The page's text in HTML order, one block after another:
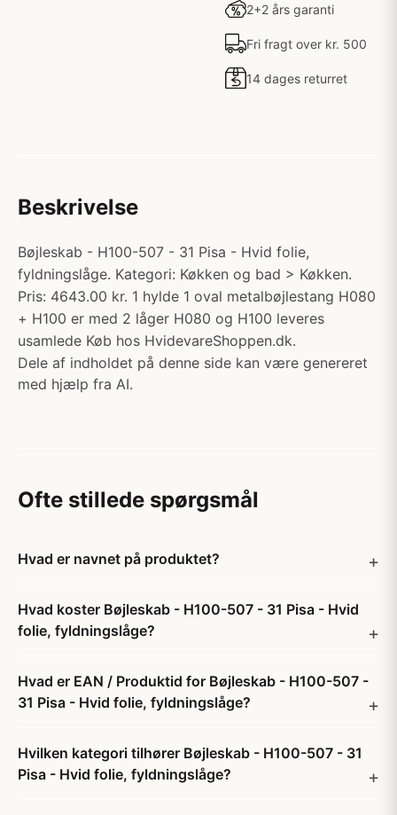
2+2 års garanti
Fri fragt over kr. 500
14 dages returret
Beskrivelse
Bøjleskab - H100-507 - 31 Pisa - Hvid folie,
fyldningslåge. Kategori: Køkken og bad > Køkken.
Pris: 4643.00 kr. 1 hylde 1 oval metalbøjlestang H080
+ H100 er med 2 låger H080 og H100 leveres
usamlede Køb hos HvidevareShoppen.dk.
Dele af indholdet på denne side kan være genereret
med hjælp fra AI.
Ofte stillede spørgsmål
Hvad er navnet på produktet?
Hvad koster Bøjleskab - H100-507 - 31 Pisa - Hvid
folie, fyldningslåge?
Hvad er EAN / Produktid for Bøjleskab - H100-507 -
31 Pisa - Hvid folie, fyldningslåge?
Hvilken kategori tilhører Bøjleskab - H100-507 - 31
Pisa - Hvid folie, fyldningslåge?